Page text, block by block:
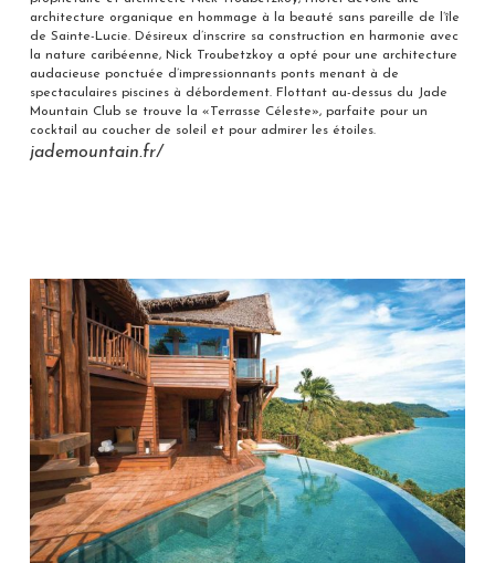
architecture organique en hommage à la beauté sans pareille de l’île
de Sainte-Lucie. Désireux d’inscrire sa construction en harmonie avec
la nature caribéenne, Nick Troubetzkoy a opté pour une architecture
audacieuse ponctuée d’impressionnants ponts menant à de
spectaculaires piscines à débordement. Flottant au-dessus du Jade
Mountain Club se trouve la «Terrasse Céleste», parfaite pour un
cocktail au coucher de soleil et pour admirer les étoiles.
jademountain.fr/